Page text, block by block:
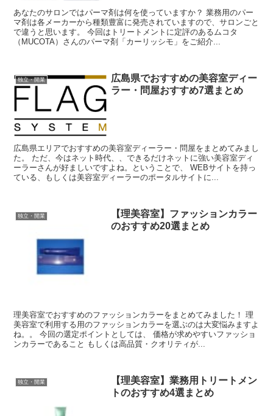
あなたのサロンではパーマ剤は何を使っていますか？ 業務用のパー
マ剤は各メーカーから種類豊富に発売されていますので、サロンごと
で違うと思います。 今回はトリートメントに定評のあるムコタ
（MUCOTA）さんのパーマ剤「カーリッシモ」をご紹介...
独立・開業
広島県でおすすめの美容室ディー
ラー・問屋おすすめ7選まとめ
広島県エリアでおすすめの美容室ディーラー・問屋をまとめてみまし
た。 ただ、今はネット時代、、できるだけネットに強い美容室ディ
ーラーさんが好ましいですよね。ということで、 WEBサイトを持っ
ている、もしくは美容室ディーラーのポータルサイトに...
独立・開業
【理美容室】ファッションカラー
のおすすめ20選まとめ
理美容室でおすすめのファッションカラーをまとめてみました！ 理
美容室で利用する用のファッションカラーを選ぶのは大変悩みますよ
ね。。 今回の選定ポイントとしては、 価格が求めやすいファッショ
ンカラーであること もしくは高品質・クオリティが...
独立・開業
【理美容室】業務用トリートメン
トのおすすめ4選まとめ